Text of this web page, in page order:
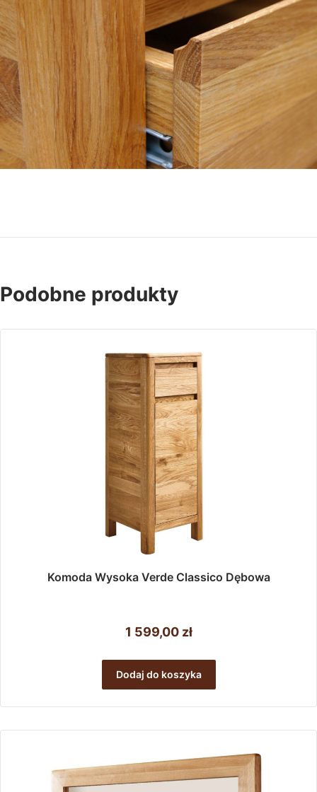
Podobne produkty
Komoda Wysoka Verde Classico Dębowa
1 599,00 zł
Dodaj do koszyka